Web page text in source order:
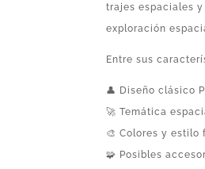
trajes espaciales
exploración
Entre sus
👤 Diseño clásico
🚀 Temática
🎨 Colores y estilo
🧩 Posibles